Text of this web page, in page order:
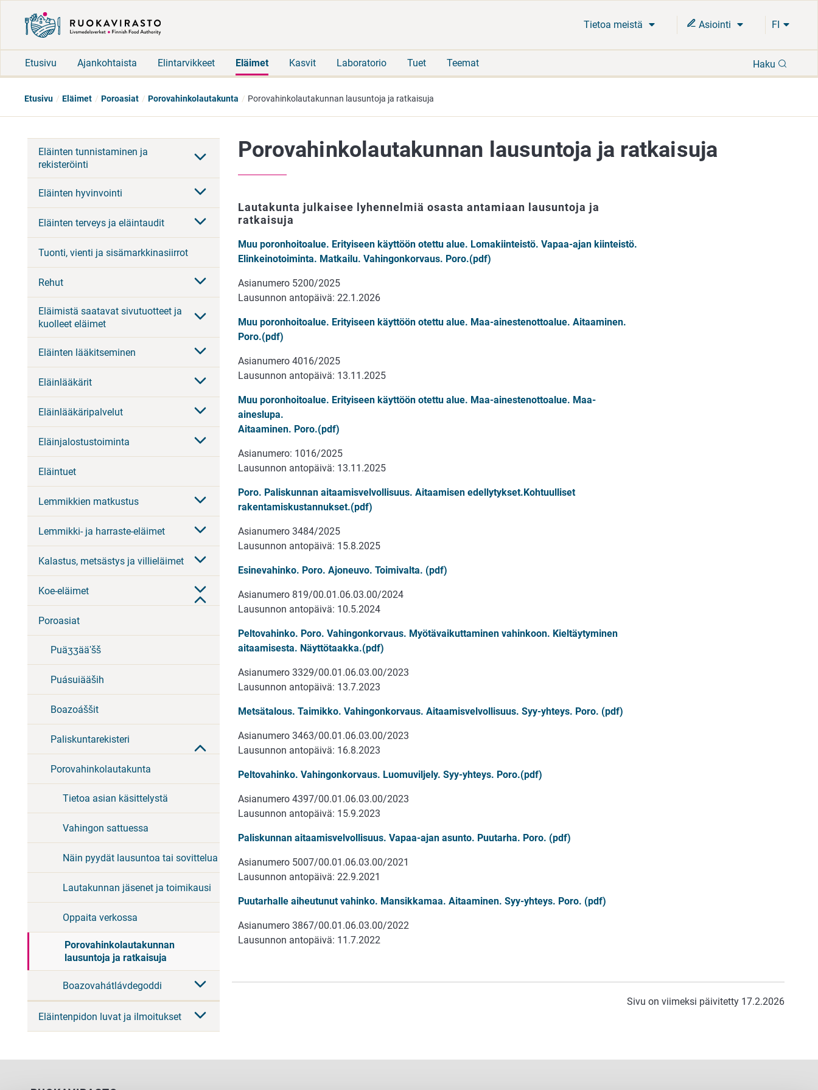
Tietoa meistä Asiointi FI
Etusivu Ajankohtaista Elintarvikkeet Eläimet Kasvit Laboratorio Tuet Teemat Haku
Etusivu Eläimet Poroasiat Porovahinkolautakunta Porovahinkolautakunnan lausuntoja ja ratkaisuja
Eläinten tunnistaminen ja
rekisteröinti
Eläinten hyvinvointi
Eläinten terveys ja eläintaudit
Tuonti, vienti ja sisämarkkinasiirrot
Rehut
Eläimistä saatavat sivutuotteet ja
kuolleet eläimet
Eläinten lääkitseminen
Eläinlääkärit
Eläinlääkäripalvelut
Eläinjalostustoiminta
Eläintuet
Lemmikkien matkustus
Lemmikki- ja harraste-eläimet
Kalastus, metsästys ja villieläimet
Koe-eläimet
Poroasiat
Puäʒʒääʹšš
Puásuiääših
Boazoáššit
Paliskuntarekisteri
Porovahinkolautakunta
Tietoa asian käsittelystä
Vahingon sattuessa
Näin pyydät lausuntoa tai sovittelua
Lautakunnan jäsenet ja toimikausi
Oppaita verkossa
Porovahinkolautakunnan
lausuntoja ja ratkaisuja
Boazovahátlávdegoddi
Eläintenpidon luvat ja ilmoitukset
Porovahinkolautakunnan lausuntoja ja ratkaisuja
Lautakunta julkaisee lyhennelmiä osasta antamiaan lausuntoja ja
ratkaisuja
Muu poronhoitoalue. Erityiseen käyttöön otettu alue. Lomakiinteistö. Vapaa-ajan kiinteistö.
Elinkeinotoiminta. Matkailu. Vahingonkorvaus. Poro.(pdf)
Asianumero 5200/2025
Lausunnon antopäivä: 22.1.2026
Muu poronhoitoalue. Erityiseen käyttöön otettu alue. Maa-ainestenottoalue. Aitaaminen.
Poro.(pdf)
Asianumero 4016/2025
Lausunnon antopäivä: 13.11.2025
Muu poronhoitoalue. Erityiseen käyttöön otettu alue. Maa-ainestenottoalue. Maa-
aineslupa.
Aitaaminen. Poro.(pdf)
Asianumero: 1016/2025
Lausunnon antopäivä: 13.11.2025
Poro. Paliskunnan aitaamisvelvollisuus. Aitaamisen edellytykset.Kohtuulliset
rakentamiskustannukset.(pdf)
Asianumero 3484/2025
Lausunnon antopäivä: 15.8.2025
Esinevahinko. Poro. Ajoneuvo. Toimivalta. (pdf)
Asianumero 819/00.01.06.03.00/2024
Lausunnon antopäivä: 10.5.2024
Peltovahinko. Poro. Vahingonkorvaus. Myötävaikuttaminen vahinkoon. Kieltäytyminen
aitaamisesta. Näyttötaakka.(pdf)
Asianumero 3329/00.01.06.03.00/2023
Lausunnon antopäivä: 13.7.2023
Metsätalous. Taimikko. Vahingonkorvaus. Aitaamisvelvollisuus. Syy-yhteys. Poro. (pdf)
Asianumero 3463/00.01.06.03.00/2023
Lausunnon antopäivä: 16.8.2023
Peltovahinko. Vahingonkorvaus. Luomuviljely. Syy-yhteys. Poro.(pdf)
Asianumero 4397/00.01.06.03.00/2023
Lausunnon antopäivä: 15.9.2023
Paliskunnan aitaamisvelvollisuus. Vapaa-ajan asunto. Puutarha. Poro. (pdf)
Asianumero 5007/00.01.06.03.00/2021
Lausunnon antopäivä: 22.9.2021
Puutarhalle aiheutunut vahinko. Mansikkamaa. Aitaaminen. Syy-yhteys. Poro. (pdf)
Asianumero 3867/00.01.06.03.00/2022
Lausunnon antopäivä: 11.7.2022
Sivu on viimeksi päivitetty 17.2.2026